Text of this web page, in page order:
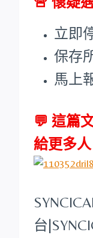
立即
保存
馬上
💬 這篇
給更多
台|